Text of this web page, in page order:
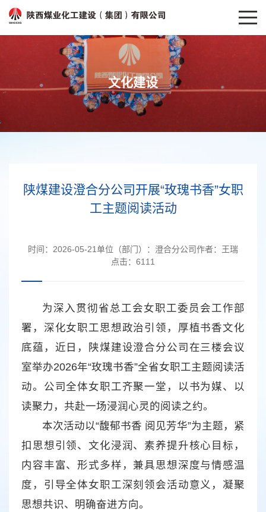
文化建设
陕煤建设澄合分公司开展“玫瑰书香”女职
工主题阅读活动
时间： 2026-05-21单位（部门）： 澄合分公司作者： 王瑞
点击： 6111
为深入贯彻省总工会女职工委员会工作部
署，深化女职工思想政治引领，厚植书香文化
底蕴，近日，陕煤建设澄合分公司在三楼会议
室举办2026年“玫瑰书香”全省女职工主题阅读活
动。公司全体女职工齐聚一堂，以书为媒、以
读聚力，共赴一场浸润心灵的阅读之约。
本次活动以“馥郁书香 阅见芳华”为主题，紧
扣思想引领、文化浸润、素养提升核心目标，
内容丰富、形式多样，兼具思想深度与情感温
度，引导全体女职工深刻领会活动意义，凝聚
思想共识、明确奋进方向。